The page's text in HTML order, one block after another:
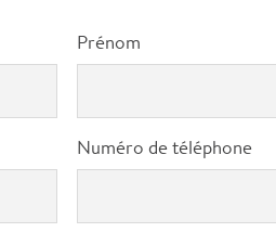
Prénom
Numéro de téléphone